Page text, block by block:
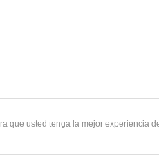
que usted tenga la mejor experiencia